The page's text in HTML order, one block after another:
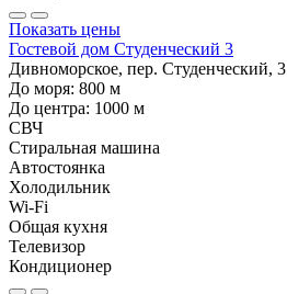
Показать цены
Гостевой дом Студенческий 3
Дивноморское, пер. Студенческий, 3
До моря: 800 м
До центра: 1000 м
СВЧ
Стиральная машина
Автостоянка
Холодильник
Wi-Fi
Общая кухня
Телевизор
Кондиционер